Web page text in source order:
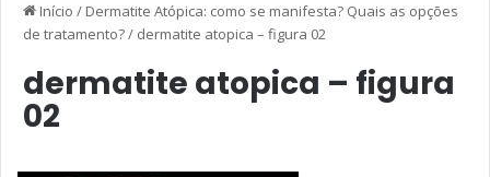
Início / Dermatite Atópica: como se manifesta? Quais as opções
de tratamento?/ dermatite atopica – figura 02
dermatite atopica – figura
02